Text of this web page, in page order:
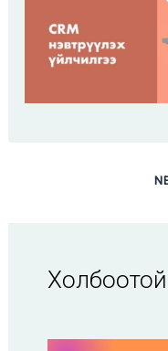
Холбоотой